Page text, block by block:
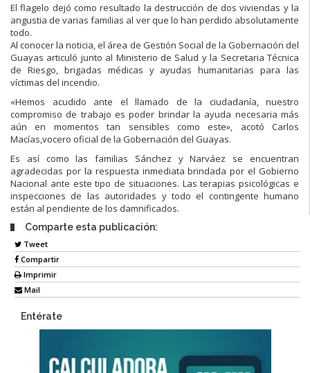
El flagelo dejó como resultado la destrucción de dos viviendas y la
angustia de varias familias al ver que lo han perdido absolutamente
todo.
Al conocer la noticia, el área de Gestión Social de la Gobernación del
Guayas articuló junto al Ministerio de Salud y la Secretaria Técnica
de Riesgo, brigadas médicas y ayudas humanitarias para las
víctimas del incendio.
«Hemos acudido ante el llamado de la ciudadanía, nuestro
compromiso de trabajo es poder brindar la ayuda necesaria más
aún en momentos tan sensibles como este», acotó Carlos
Macías,vocero oficial de la Gobernación del Guayas.
Es así como las familias Sánchez y Narváez se encuentran
agradecidas por la respuesta inmediata brindada por el Gobierno
Nacional ante este tipo de situaciones. Las terapias psicológicas e
inspecciones de las autoridades y todo el contingente humano
están al pendiente de los damnificados.
Comparte esta publicación:
Tweet
Compartir
Imprimir
Mail
Entérate